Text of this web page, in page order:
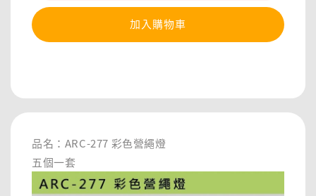
加入購物車
品名：ARC-277 彩色營繩燈
五個一套